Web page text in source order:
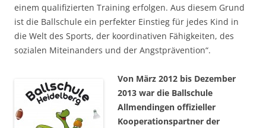
einem qualifizierten Training erfolgen. Aus diesem Grund
ist die Ballschule ein perfekter Einstieg für jedes Kind in
die Welt des Sports, der koordinativen Fähigkeiten, des
sozialen Miteinanders und der Angstprävention“.
Von März 2012 bis Dezember
2013 war die Ballschule
Allmendingen offizieller
Kooperationspartner der